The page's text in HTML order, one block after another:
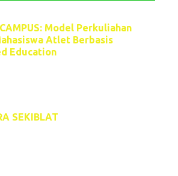
CAMPUS: Model Perkuliahan
Atlet Berbasis
Education
SEKIBLAT